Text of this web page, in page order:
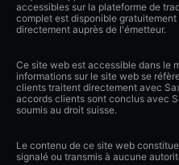
accessibles sur la plateforme de
complet est disponible gratuitement
directement auprès de l'émetteur.
Ce site web est accessible dans le
informations sur le site web se
clients traitent directement avec
accords clients sont conclus avec
soumis au droit suisse.
Le contenu de ce site web
signalé ou transmis à aucune